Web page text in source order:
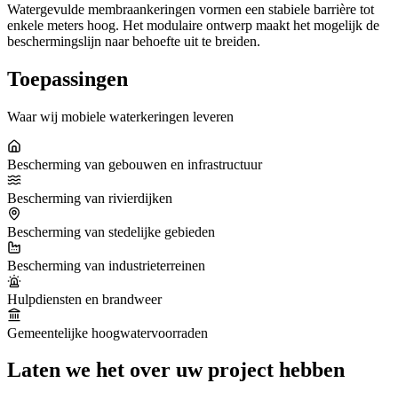
Watergevulde membraankeringen vormen een stabiele barrière tot
enkele meters hoog. Het modulaire ontwerp maakt het mogelijk de
beschermingslijn naar behoefte uit te breiden.
Toepassingen
Waar wij mobiele waterkeringen leveren
Bescherming van gebouwen en infrastructuur
Bescherming van rivierdijken
Bescherming van stedelijke gebieden
Bescherming van industrieterreinen
Hulpdiensten en brandweer
Gemeentelijke hoogwatervoorraden
Laten we het over uw project hebben